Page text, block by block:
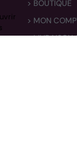
> BOUTIQUE
> MON
> LIVRAISON